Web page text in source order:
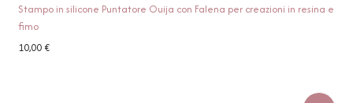
Stampo in silicone Puntatore Ouija con Falena per creazioni in resina e
fimo
10,00€